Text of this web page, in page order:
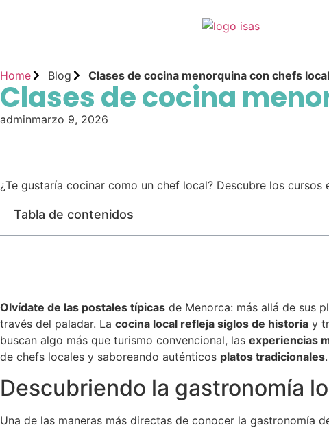
Home Blog Clases de cocina menorquina con chefs
Clases de cocina
adminmarzo 9, 2026
¿Te gustaría cocinar como un chef local? Descubre los
Tabla de contenidos
Olvídate de las postales típicas de Menorca: más allá de sus
través del paladar. La cocina local refleja siglos de historia y
buscan algo más que turismo convencional, las experiencias
de chefs locales y saboreando auténticos platos tradicionales.
Descubriendo la gastronomía
Una de las maneras más directas de conocer la gastronomía